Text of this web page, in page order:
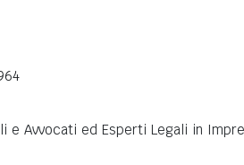
e Avvocati ed Esperti Legali in